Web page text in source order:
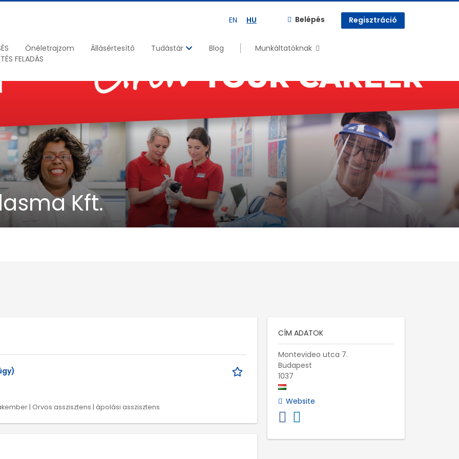
EN HU Belépés Regisztráció
Önéletrajzom Állásértesítő Tudástár Blog
Munkáltatóknak
FELADÁS
Kft.
| Orvos asszisztens | ápolási asszisztens
CÍM ADATOK
Montevideo utca 7.
Budapest
1037
Website